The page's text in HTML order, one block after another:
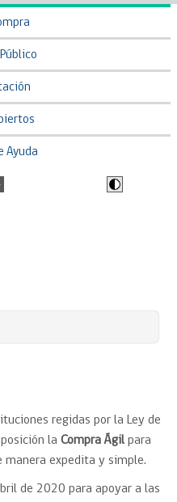
Ayuda
regidas por la Ley de
la Compra Ágil para
manera expedita y simple.
de 2020 para apoyar a las